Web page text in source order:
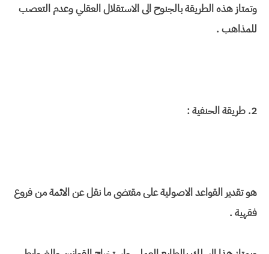
وتمتاز هذه الطريقة بالجنوح الى الاستقلال العقلي وعدم التعصب
للمذاهب .
2. طريقة الحنفية :
هو تقدير القواعد الاصولية على مقتضى ما نقل عن الائمة من فروع
فقهية .